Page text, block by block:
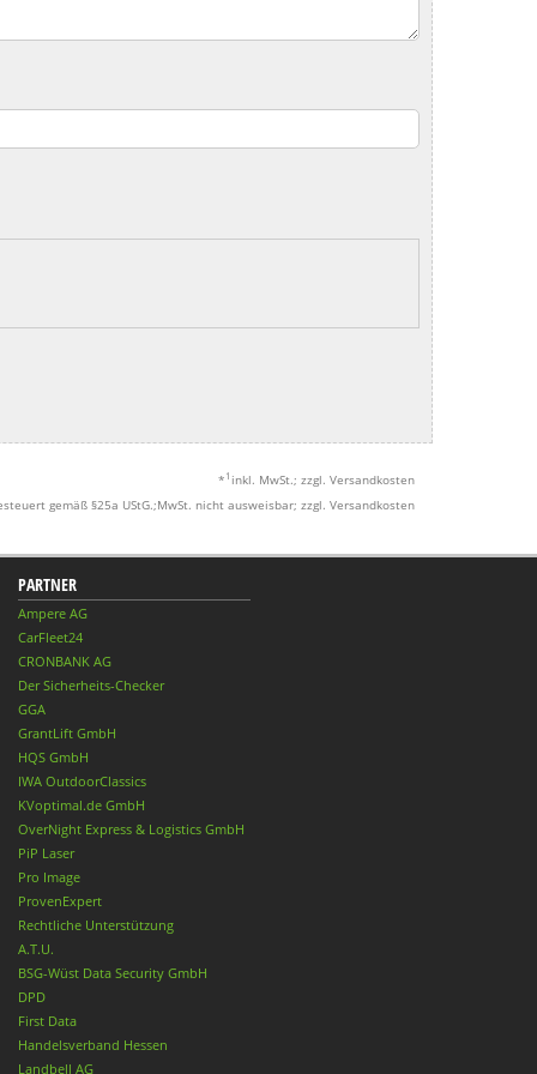
* 1 inkl. MwSt.; zzgl. Versandkosten
gemäß §25a UStG.;MwSt. nicht ausweisbar; zzgl. Versandkosten
PARTNER
Ampere AG
CarFleet24
CRONBANK AG
Der Sicherheits-Checker
GGA
GrantLift GmbH
HQS GmbH
IWA OutdoorClassics
KVoptimal.de GmbH
OverNight Express & Logistics GmbH
PiP Laser
Pro Image
ProvenExpert
Rechtliche Unterstützung
A.T.U.
BSG-Wüst Data Security GmbH
DPD
First Data
Handelsverband Hessen
Landbell AG